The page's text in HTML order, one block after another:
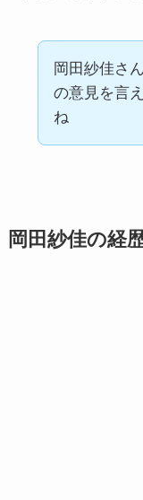
岡田紗佳さ
の意見を言
ね
岡田紗佳の経